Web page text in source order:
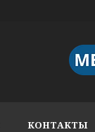
КОНТАКТЫ